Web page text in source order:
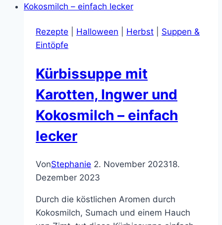
Rezepte Halloween Herbst
Suppen &
Eintöpfe
Kürbissuppe mit
Karotten, Ingwer und
Kokosmilch – einfach
lecker
VonStephanie 2. November 202318.
Dezember 2023
Durch die köstlichen Aromen durch
Kokosmilch, Sumach und einem Hauch